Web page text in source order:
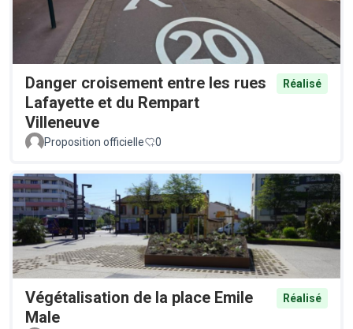
Danger croisement entre les rues
Lafayette et du Rempart
Villeneuve
Réalisé
Proposition officielle 0
Végétalisation de la place Emile
Male
Réalisé